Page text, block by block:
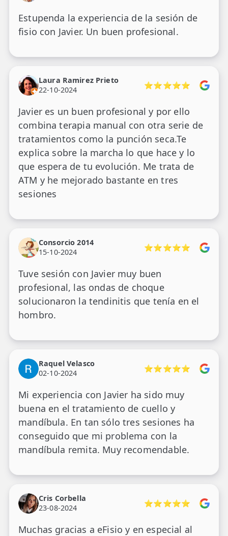
Estupenda la experiencia de la sesión de
fisio con Javier. Un buen profesional.
Laura Ramirez Prieto
22-10-2024
⭐⭐⭐⭐⭐
Javier es un buen profesional y por ello
combina terapia manual con otra serie de
tratamientos como la punción seca.Te
explica sobre la marcha lo que hace y lo
que espera de tu evolución. Me trata de
ATM y he mejorado bastante en tres
sesiones
Consorcio 2014
15-10-2024
⭐⭐⭐⭐⭐
Tuve sesión con Javier muy buen
profesional, las ondas de choque
solucionaron la tendinitis que tenía en el
hombro.
Raquel Velasco
02-10-2024
⭐⭐⭐⭐⭐
Mi experiencia con Javier ha sido muy
buena en el tratamiento de cuello y
mandíbula. En tan sólo tres sesiones ha
conseguido que mi problema con la
mandíbula remita. Muy recomendable.
Cris Corbella
23-08-2024
⭐⭐⭐⭐⭐
Muchas gracias a eFisio y en especial al